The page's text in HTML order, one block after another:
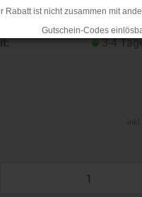
Rabatt ist nicht zusammen mit
Gutschein-Codes
.
kann es jedoch zu längeren
3-4